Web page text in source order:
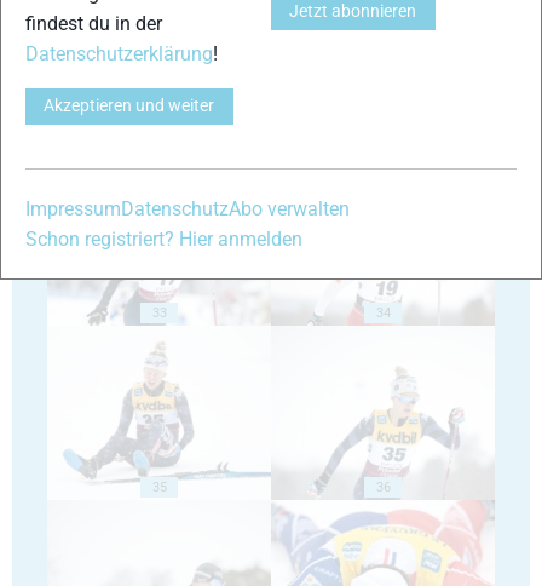
33 34
35 36
findest du in der
Datenschutzerklärung!
Akzeptieren und weiter
Jetzt abonnieren
Impressum DatenschutzAbo verwalten
Schon registriert? Hier anmelden